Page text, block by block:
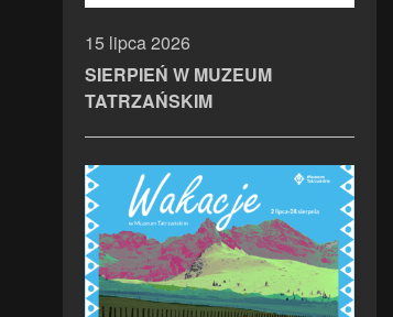
15 lipca 2026
SIERPIEŃ W MUZEUM
TATRZAŃSKIM